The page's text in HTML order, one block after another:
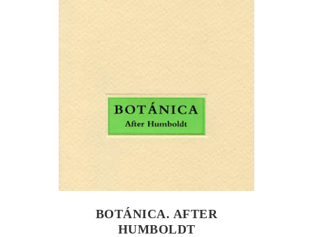
BOTÁNICA. AFTER
HUMBOLDT